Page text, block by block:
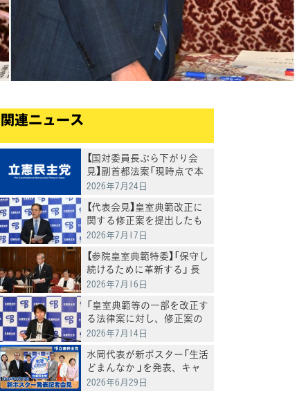
関連ニュース
【国対委員長ぶら下がり会
見】副首都法案「現時点で本
日の委員会採決に応じるこ
委員長
2026年7月24日
【代表会見】皇室典範改正に
関する修正案を提出したも
のの少数否決となったこと
2026年7月17日
【参院皇室典範特委】「保守し
続けるために革新する」 長
浜博行議員、皇室典範等改
2026年7月16日
「皇室典範等の一部を改正す
る法律案に対し、修正案の
概要を説明」吉川本部長代理
2026年7月14日
水岡代表が新ポスター「生活
どまんなか 」を発表、キャ
ンペーンもスタートへ
2026年6月29日